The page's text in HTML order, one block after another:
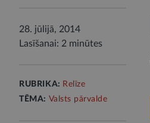
28. jūlijā, 2014
Lasīšanai: 2 minūtes
RUBRIKA: Relīze
TĒMA: Valsts pārvalde